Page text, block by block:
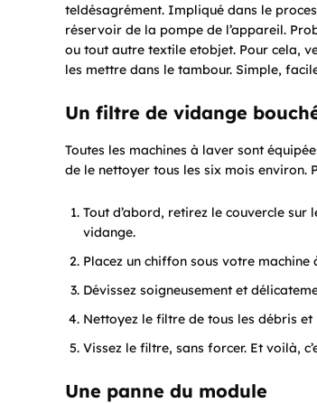
teldésagrément. Impliqué dans le
réservoir de la pompe de l’appareil.
ou tout autre textile etobjet. Pour cela,
les mettre dans le tambour. Simple,
Un filtre de vidange
Toutes les machines à laver sont
de le nettoyer tous les six mois environ.
Tout d’abord, retirez le couvercle
vidange.
Placez un chiffon sous votre
Dévissez soigneusement et
Nettoyez le filtre de tous les débris et
Vissez le filtre, sans forcer. Et voilà,
Une panne du module